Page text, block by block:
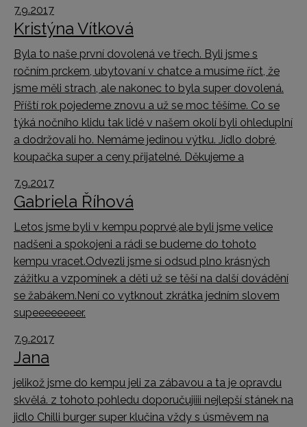
7.9.2017
Kristýna Vítková
Byla to naše první dovolená ve třech. Byli jsme s
ročním prckem, ubytovaní v chatce a musíme říct, že
jsme měli strach, ale nakonec to byla super dovolená.
Příští rok pojedeme znovu a už se moc těšíme. Co se
týká nočního klidu tak lidé v našem okolí byli ohleduplní
a dodržovali ho. Nemáme jedinou výtku. Jídlo dobré,
koupačka super a ceny přijatelné. Děkujeme a
7.9.2017
Gabriela Říhová
Letos jsme byli v kempu poprvé,ale byli jsme velice
nadšeni a spokojeni a rádi se budeme do tohoto
kempu vracet.Odvezli jsme si odsud plno krásných
zážitku a vzpomínek a děti už se těší na další dovádění
se žabákem.Není co vytknout zkrátka jedním slovem
supeeeeeeeer.
7.9.2017
Jana
jelikož jsme do kempu jeli za zábavou a ta je opravdu
skvělá. z tohoto pohledu doporučujiiii nejlepší stánek na
jidlo Chilli burger super klučina vždy s úsměvem na